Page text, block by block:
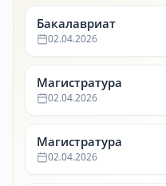
Бакалавриат
02.04.2026
Магистратура
02.04.2026
Магистратура
02.04.2026